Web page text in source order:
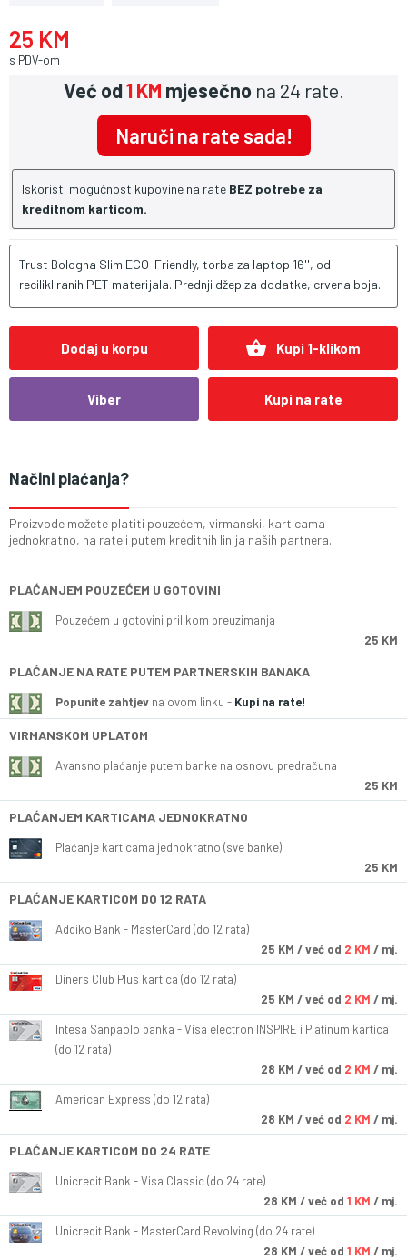
25 KM
s PDV-om
Već od1 KM mjesečno na 24 rate.
Naruči na rate sada!
Iskoristi mogućnost kupovine na rate BEZ potrebe za
kreditnom karticom.
Trust Bologna Slim ECO-Friendly, torba za laptop 16'', od
recilikliranih PET materijala. Prednji džep za dodatke, crvena boja.
Dodaj u korpu shopping_basket Kupi 1-klikom
Viber Kupi na rate
Načini plaćanja?
Proizvode možete platiti pouzećem, virmanski, karticama
jednokratno, na rate i putem kreditnih linija naših partnera.
PLAĆANJEM POUZEĆEM U GOTOVINI
Pouzećem u gotovini prilikom preuzimanja
25 KM
PLAĆANJE NA RATE PUTEM PARTNERSKIH BANAKA
Popunite zahtjev na ovom linku - Kupi na rate!
VIRMANSKOM UPLATOM
Avansno plaćanje putem banke na osnovu predračuna
25 KM
PLAĆANJEM KARTICAMA JEDNOKRATNO
Plaćanje karticama jednokratno (sve banke)
25 KM
PLAĆANJE KARTICOM DO 12 RATA
Addiko Bank - MasterCard (do 12 rata)
25 KM / već od 2 KM / mj.
Diners Club Plus kartica (do 12 rata)
25 KM / već od 2 KM / mj.
Intesa Sanpaolo banka - Visa electron INSPIRE i Platinum kartica
(do 12 rata)
28 KM / već od 2 KM / mj.
American Express (do 12 rata)
28 KM / već od 2 KM / mj.
PLAĆANJE KARTICOM DO 24 RATE
Unicredit Bank - Visa Classic (do 24 rate)
28 KM / već od 1 KM / mj.
Unicredit Bank - MasterCard Revolving (do 24 rate)
28 KM / već od 1 KM / mj.